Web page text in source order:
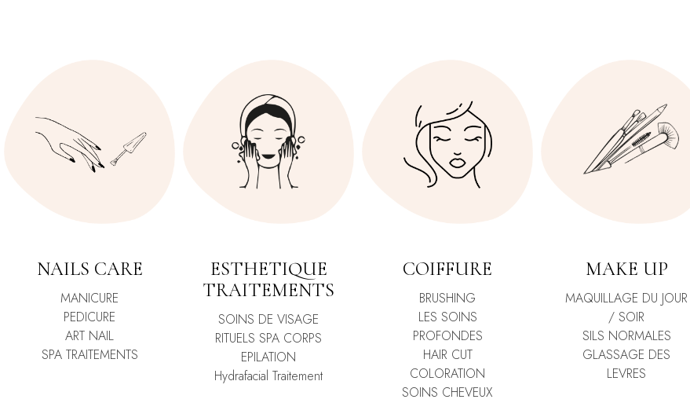
NAILS CARE
MANICURE
PEDICURE
ART NAIL
SPA TRAITEMENTS
ESTHETIQUE
TRAITEMENTS
SOINS DE VISAGE
RITUELS SPA CORPS
EPILATION
Hydrafacial Traitement
COIFFURE
BRUSHING
LES SOINS
PROFONDES
HAIR CUT
COLORATION
SOINS CHEVEUX
MAKE UP
MAQUILLAGE DU JOUR
/ SOIR
SILS NORMALES
GLASSAGE DES
LEVRES